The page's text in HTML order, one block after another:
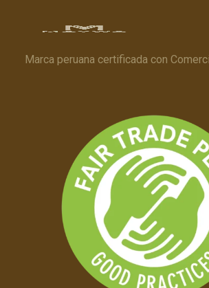
Marca peruana certificada con